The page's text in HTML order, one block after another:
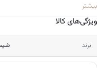
بیشتر
ویژگی‌های کالا
برند